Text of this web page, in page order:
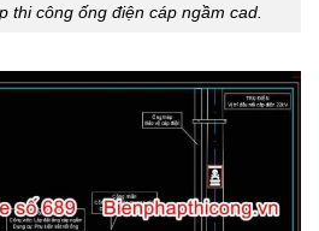
thi công ống điện cáp ngầm cad.